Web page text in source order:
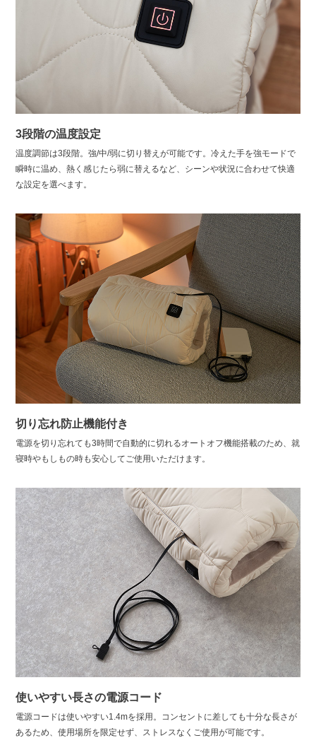
3段階の温度設定
温度調節は3段階。強/中/弱に切り替えが可能です。冷えた手を強モードで
瞬時に温め、熱く感じたら弱に替えるなど、シーンや状況に合わせて快適
な設定を選べます。
切り忘れ防止機能付き
電源を切り忘れても3時間で自動的に切れるオートオフ機能搭載のため、就
寝時やもしもの時も安心してご使用いただけます。
使いやすい長さの電源コード
電源コードは使いやすい1.4mを採用。コンセントに差しても十分な長さが
あるため、使用場所を限定せず、ストレスなくご使用が可能です。